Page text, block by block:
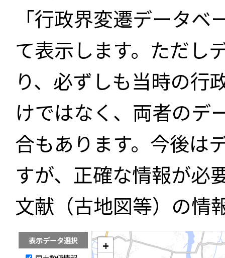
「行政界変遷データ
て表示します。ただし
り、必ずしも当時の行
けではなく、両者のデ
合もあります。今後は
すが、正確な情報が必
文献（古地図等）の情
表示データ選択
+